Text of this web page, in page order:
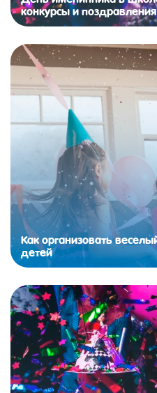
конкурсы и поздравления
Как организовать
детей